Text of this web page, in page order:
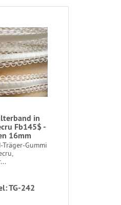
in
Fb145$ -
16mm
Gummi
TG-242